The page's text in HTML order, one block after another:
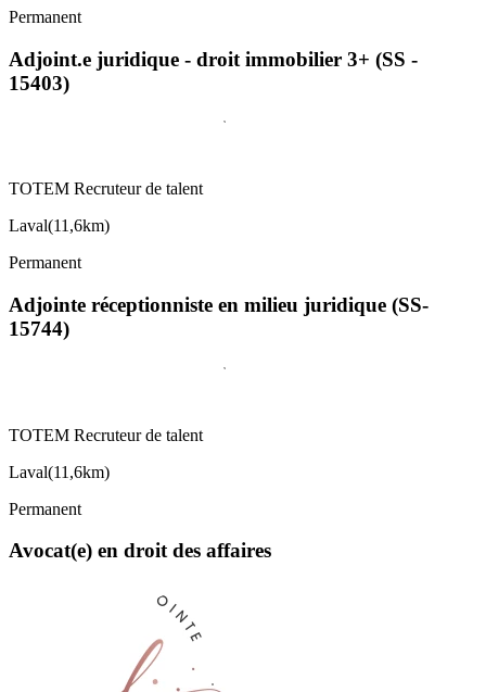
Permanent
Adjoint.e juridique - droit immobilier 3+ (SS -
15403)
TOTEM Recruteur de talent
Laval(11,6km)
Permanent
Adjointe réceptionniste en milieu juridique (SS-
15744)
TOTEM Recruteur de talent
Laval(11,6km)
Permanent
Avocat(e) en droit des affaires